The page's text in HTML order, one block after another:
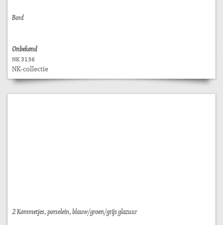
Bord
Onbekend
NK 3136
NK-collectie
2 Kommetjes, porselein, blauw/groen/grijs glazuur